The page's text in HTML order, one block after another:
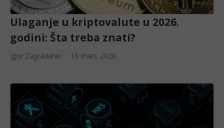
Ulaganje u kriptovalute u 2026.
godini: Šta treba znati?
Igor Zagradanin 10 mart, 2026